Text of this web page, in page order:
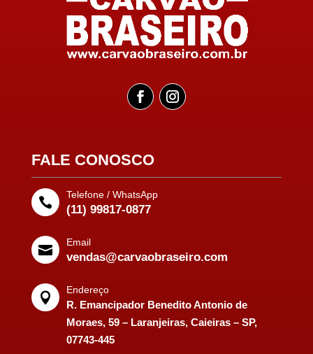
FALE CONOSCO

Telefone / WhatsApp
(11) 99817-0877

Email
vendas@carvaobraseiro.com

Endereço
R. Emancipador Benedito Antonio de
Moraes, 59 – Laranjeiras, Caieiras – SP,
07743-445